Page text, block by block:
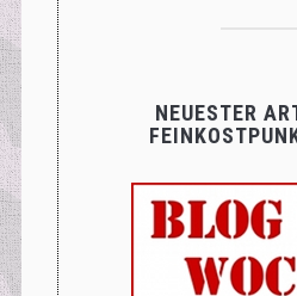
NEUESTER